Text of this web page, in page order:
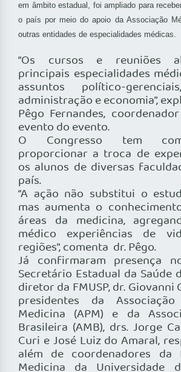
em âmbito estadual, foi ampliado para
o país por meio do apoio da Associação
outras entidades de especialidades médicas.
“Os cursos e reuniões
principais especialidades
assuntos político-
administração e economia”,
Pêgo Fernandes,
evento do evento.
O Congresso tem
proporcionar a troca de
os alunos de diversas
país.
“A ação não substitui o
mas aumenta o
áreas da medicina,
médico experiências de
regiões”, comenta dr. Pêgo.
Já confirmaram presença
Secretário Estadual da Saúde
diretor da FMUSP, dr. Giovanni
presidentes da
Medicina (APM) e da
Brasileira (AMB), drs. Jorge
Curi e José Luiz do Amaral,
além de coordenadores da
Medicina da Universidade